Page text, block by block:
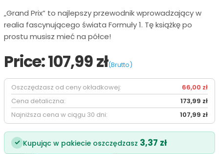
„Grand Prix” to najlepszy przewodnik wprowadzający w
realia fascynującego świata Formuły 1. Tę książkę po
prostu musisz mieć na półce!
Price:107,99 zł(Brutto)
Oszczędzasz od ceny okładkowej:
66,00 zł
Cena detaliczna:
173,99 zł
Najniższa cena w ciągu 30 dni:
107,99 zł
✓ Kupując w pakiecie oszczędzasz 3,37 zł